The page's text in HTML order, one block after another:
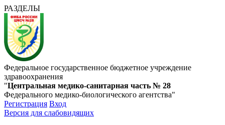
РАЗДЕЛЫ
Федеральное государственное бюджетное учреждение
здравоохранения
"Центральная медико-санитарная часть № 28
Федерального медико-биологического агентства"
Регистрация Вход
Версия для слабовидящих